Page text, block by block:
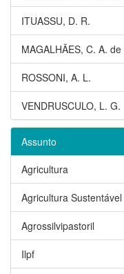
ITUASSU, D. R.
MAGALHÃES, C. A. de
ROSSONI, A. L.
VENDRUSCULO, L. G.
Assunto
Agricultura
Agricultura Sustentável
Agrossilvipastoril
Ilpf